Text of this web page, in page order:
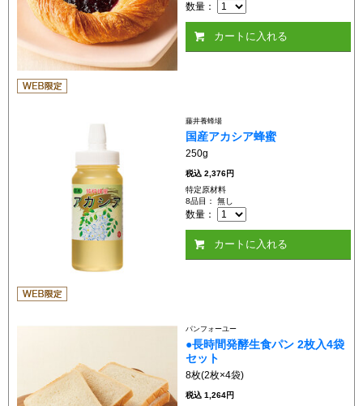
数量：
カートに入れる
藤井養蜂場
国産アカシア蜂蜜
250g
税込2,376円
特定原材料
8品目： 無し
数量：
カートに入れる
パンフォーユー
●長時間発酵生食パン 2枚入4袋
セット
8枚(2枚×4袋)
税込1,264円